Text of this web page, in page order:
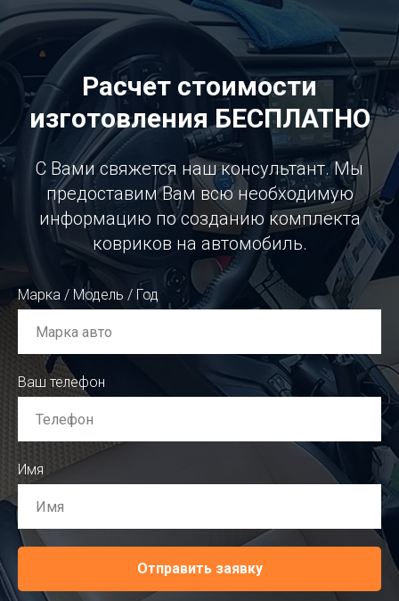
Расчет стоимости
изготовления БЕСПЛАТНО
С Вами свяжется наш консультант. Мы
предоставим Вам всю необходимую
информацию по созданию комплекта
ковриков на автомобиль.
Марка / Модель / Год
Ваш телефон
Имя
Отправить заявку